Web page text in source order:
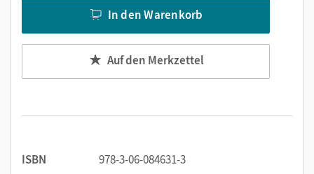
In den Warenkorb
Auf den Merkzettel
ISBN
978-3-06-084631-3